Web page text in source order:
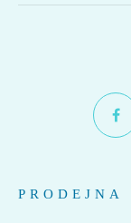
PRODEJNA